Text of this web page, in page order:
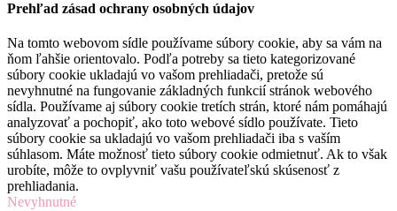
Prehľad zásad ochrany osobných údajov
Na tomto webovom sídle používame súbory cookie, aby sa vám na
ňom ľahšie orientovalo. Podľa potreby sa tieto kategorizované
súbory cookie ukladajú vo vašom prehliadači, pretože sú
nevyhnutné na fungovanie základných funkcií stránok webového
sídla. Používame aj súbory cookie tretích strán, ktoré nám pomáhajú
analyzovať a pochopiť, ako toto webové sídlo používate. Tieto
súbory cookie sa ukladajú vo vašom prehliadači iba s vaším
súhlasom. Máte možnosť tieto súbory cookie odmietnuť. Ak to však
urobíte, môže to ovplyvniť vašu používateľskú skúsenosť z
prehliadania.
Nevyhnutné